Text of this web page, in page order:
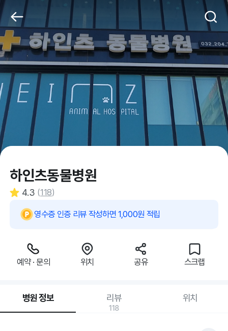
하인츠동물병원
4.3 (118)
영수증 인증 리뷰 작성하면 1,000원 적립
예약 · 문의 위치 공유 스크랩
병원 정보 리뷰
118
위치